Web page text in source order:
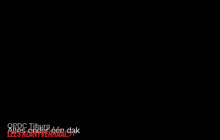
OPDC Tilburg
Alles onder één dak
LEES KLANTVERHAAL